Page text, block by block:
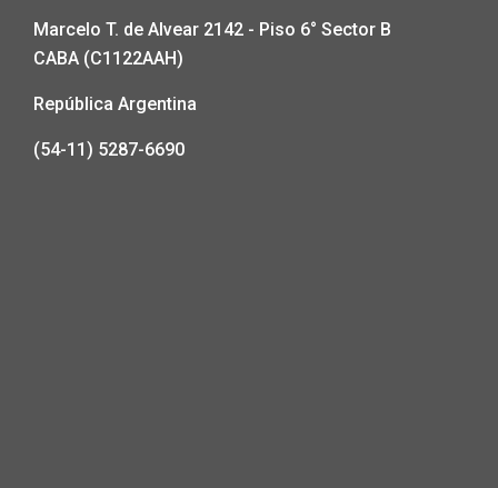
Marcelo T. de Alvear 2142 - Piso 6° Sector B
CABA (C1122AAH)
República Argentina
(54-11) 5287-6690